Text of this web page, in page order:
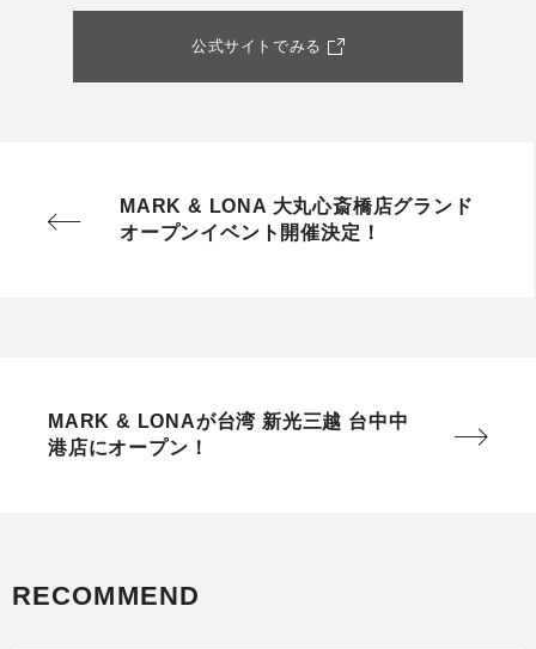
RECOMMEND
公式サイトでみる
MARK & LONA 大丸心斎橋店グランド
オープンイベント開催決定！
MARK & LONAが台湾 新光三越 台中中
港店にオープン！